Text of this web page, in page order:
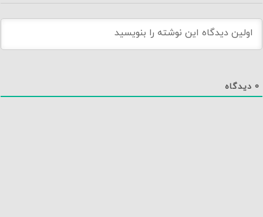
0 دیدگاه